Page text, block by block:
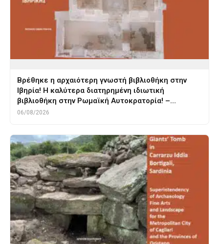
Βρέθηκε η αρχαιότερη γνωστή βιβλιοθήκη στην
Ιβηρία! Η καλύτερα διατηρημένη ιδιωτική
βιβλιοθήκη στην Ρωμαϊκή Αυτοκρατορία! –…
06/08/2026